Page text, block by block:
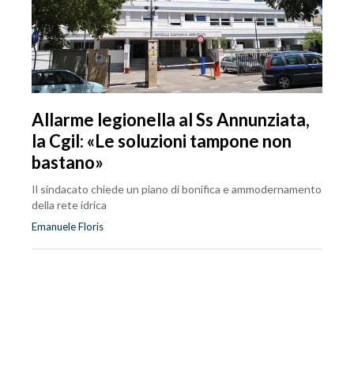
Allarme legionella al Ss Annunziata,
la Cgil: «Le soluzioni tampone non
bastano»
Il sindacato chiede un piano di bonifica e ammodernamento
della rete idrica
Emanuele Floris